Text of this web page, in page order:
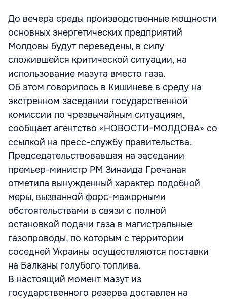
До вечера среды производственные мощности
основных энергетических предприятий
Молдовы будут переведены, в силу
сложившейся критической ситуации, на
использование мазута вместо газа.
Об этом говорилось в Кишиневе в среду на
экстренном заседании государственной
комиссии по чрезвычайным ситуациям,
сообщает агентство «НОВОСТИ-МОЛДОВА» со
ссылкой на пресс-службу правительства.
Председательствовавшая на заседании
премьер-министр РМ Зинаида Гречаная
отметила вынужденный характер подобной
меры, вызванной форс-мажорными
обстоятельствами в связи с полной
остановкой подачи газа в магистральные
газопроводы, по которым с территории
соседней Украины осуществляются поставки
на Балканы голубого топлива.
В настоящий момент мазут из
государственного резерва доставлен на